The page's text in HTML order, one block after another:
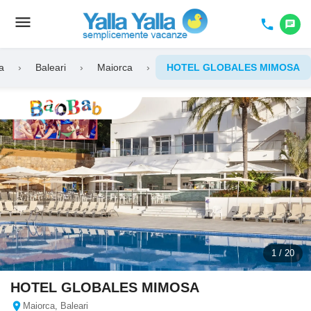
Toggle
menu phone chat
› Baleari › Maiorca › HOTEL GLOBALES MIMOSA
chevron_right
1 / 20
HOTEL GLOBALES MIMOSA
location_on Maiorca, Baleari